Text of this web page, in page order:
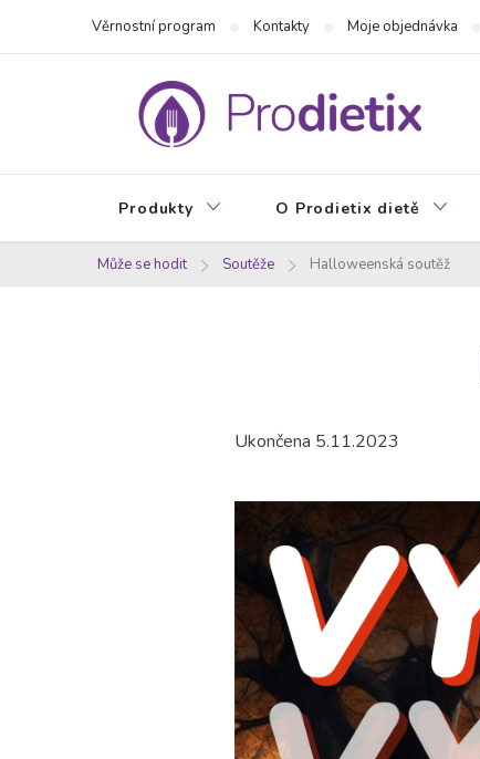
Věrnostní program Kontakty Moje objednávka
Produkty O Prodietix dietě
Může se hodit Soutěže Halloweenská soutěž
Ukončena 5.11.2023